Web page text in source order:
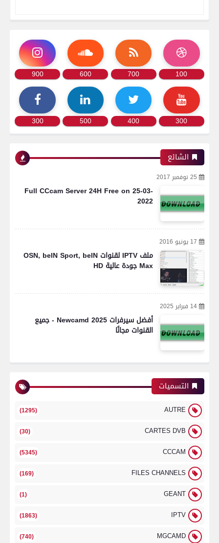
100
700
600
900
300
400
500
300
الشائع
25 نوفمبر 2017
Full CCcam Server 24H Free on 25-03-
2022
17 يونيو 2016
ملف IPTV لقنوات OSN, beIN Sport, beIN
Max جودة عالية HD
14 فبراير 2025
أفضل سيرفرات Newcamd 2025 - جميع
القنوات مجانًا
التسميات
AUTRE
(1295)
CARTES DVB
(30)
CCCAM
(5345)
FILES CHANNELS
(169)
GEANT
(1)
IPTV
(1863)
MGCAMD
(740)